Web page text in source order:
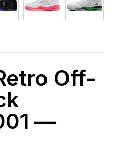
Off-
—